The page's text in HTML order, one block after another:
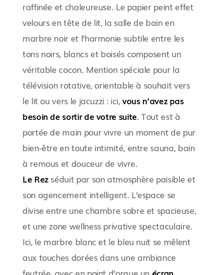
raffinée et chaleureuse. Le papier peint effet
velours en tête de lit, la salle de bain en
marbre noir et l’harmonie subtile entre les
tons noirs, blancs et boisés composent un
véritable cocon. Mention spéciale pour la
télévision rotative, orientable à souhait vers
le lit ou vers le jacuzzi : ici,vous n’avez pas
besoin de sortir de votre suite. Tout est à
portée de main pour vivre un moment de pur
bien-être en toute intimité, entre sauna, bain
à remous et douceur de vivre.
Le Rezséduit par son atmosphère paisible et
son agencement intelligent. L’espace se
divise entre une chambre sobre et spacieuse,
et une zone wellness privative spectaculaire.
Ici, le marbre blanc et le bleu nuit se mêlent
aux touches dorées dans une ambiance